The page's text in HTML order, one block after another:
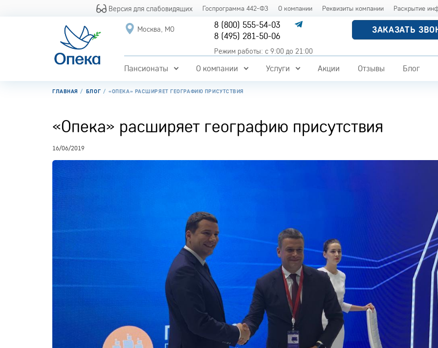
Версия для слабовидящих Госпрограмма 442-ФЗ О компании Реквизиты компании Раскрытие
Москва, МО
8 (800) 555-54-03
8 (495) 281-50-06
Режим работы: с 9:00 до 21:00
ЗАКАЗАТЬ
Пансионаты О компании Услуги Акции Отзывы Блог
ГЛАВНАЯ БЛОГ «ОПЕКА» РАСШИРЯЕТ ГЕОГРАФИЮ ПРИСУТСТВИЯ
«Опека» расширяет географию присутствия
16/06/2019